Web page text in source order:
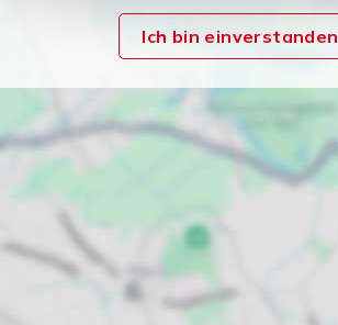
Ich bin einverstanden